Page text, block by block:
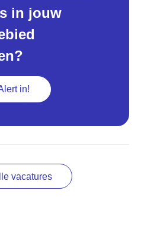
in jouw
in!
vacatures